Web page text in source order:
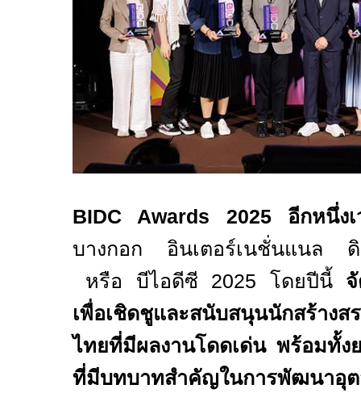
BIDC Awards 2025 อีกหนึ่
บางกอก อินเตอร์เนชั่นแนล ดิ
หรือ บีไอดีซี 2025 โดยปีนี้จั
เพื่อเชิดชูและสนับสนุนนักสร้าง
ไทยที่มีผลงานโดดเด่น พร้อมทั้ง
ที่มีบทบาทสำคัญในการพัฒนาอุ